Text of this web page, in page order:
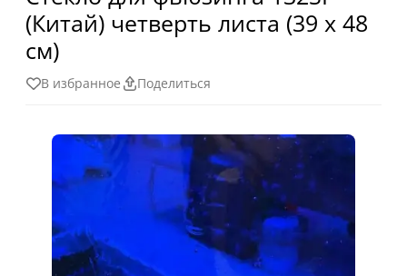
(Китай) четверть листа (39 х 48
см)
В избранное Поделиться